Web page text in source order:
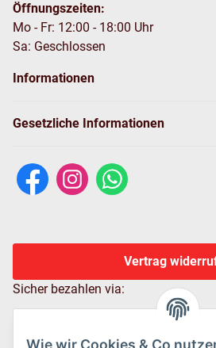
Wie wir Cookies & Co
Öffnungszeiten:
Mo - Fr: 12:00 - 18:00 Uhr
Sa: Geschlossen
Informationen
Gesetzliche Informationen
Vertrag
Sicher bezahlen via: